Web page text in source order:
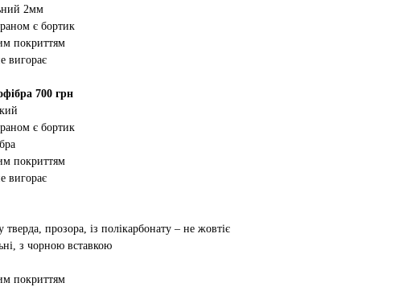
2мм
є бортик
покриттям
вигорає
700 грн
є бортик
покриттям
вигорає
тверда, прозора, із полікарбонату – не жовтіє
з чорною вставкою
покриттям